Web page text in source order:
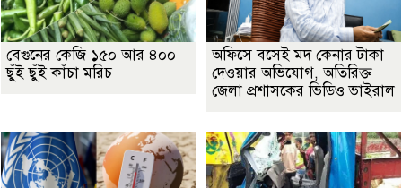
বেগুনের কেজি ১৫০ আর ৪০০
ছুঁই ছুঁই কাঁচা মরিচ
অফিসে বসেই মদ কেনার টাকা
দেওয়ার অভিযোগ, অতিরিক্ত
জেলা প্রশাসকের ভিডিও ভাইরাল